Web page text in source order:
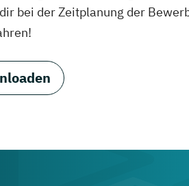
bei der Zeitplanung der